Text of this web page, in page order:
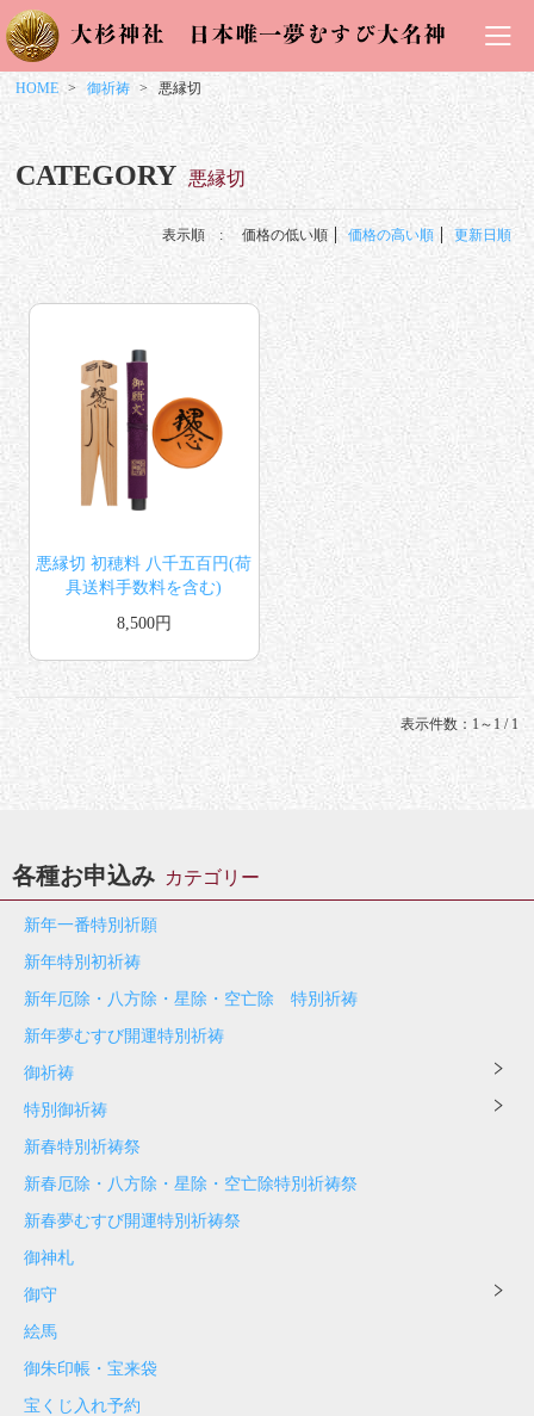
HOME 御祈祷 悪縁切
CATEGORY 悪縁切
表示順 : 価格の低い順 価格の高い順 更新日順
悪縁切 初穂料 八千五百円(荷
具送料手数料を含む)
8,500円
表示件数：1～1 / 1
各種お申込み カテゴリー
新年一番特別祈願
新年特別初祈祷
新年厄除・八方除・星除・空亡除 特別祈祷
新年夢むすび開運特別祈祷
御祈祷
特別御祈祷
新春特別祈祷祭
新春厄除・八方除・星除・空亡除特別祈祷祭
新春夢むすび開運特別祈祷祭
御神札
御守
絵馬
御朱印帳・宝来袋
宝くじ入れ予約